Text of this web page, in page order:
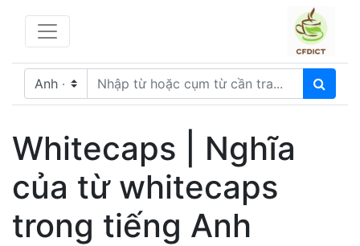
Whitecaps | Nghĩa
của từ whitecaps
trong tiếng Anh